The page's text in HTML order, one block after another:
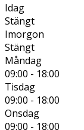
Idag
Stängt
Imorgon
Stängt
Måndag
09:00 - 18:00
Tisdag
09:00 - 18:00
Onsdag
09:00 - 18:00